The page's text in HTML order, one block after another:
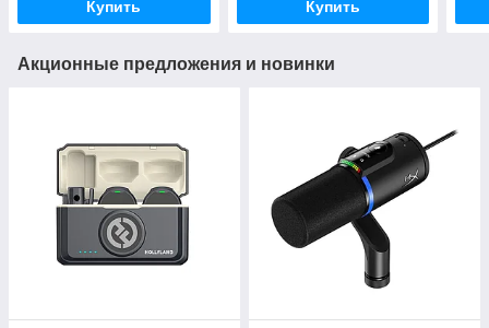
Купить Купить
Акционные предложения и новинки